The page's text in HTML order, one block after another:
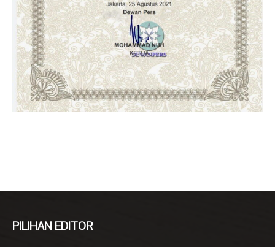
PILIHAN EDITOR